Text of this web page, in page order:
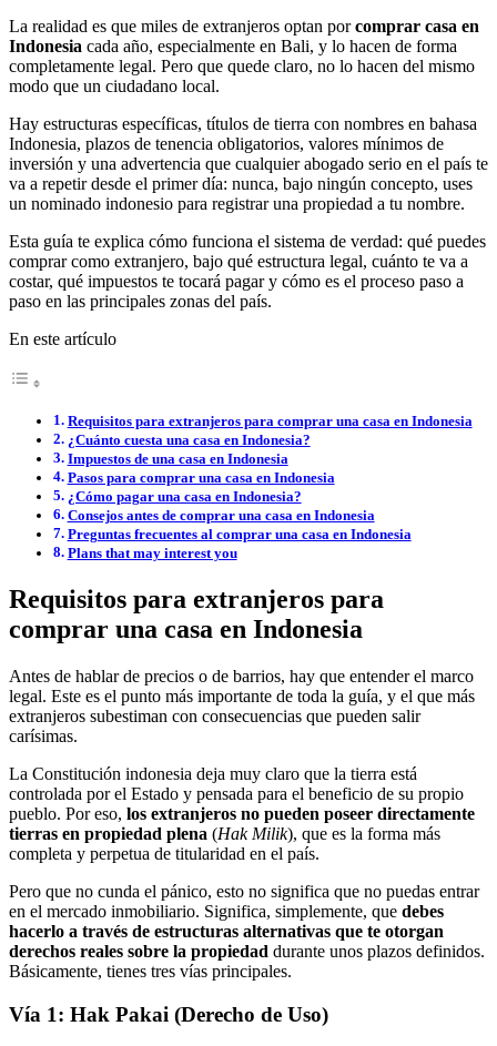
La realidad es que miles de extranjeros optan porcomprar casa en
Indonesia cada año, especialmente en Bali, y lo hacen de forma
completamente legal. Pero que quede claro, no lo hacen del mismo
modo que un ciudadano local.
Hay estructuras específicas, títulos de tierra con nombres en bahasa
Indonesia, plazos de tenencia obligatorios, valores mínimos de
inversión y una advertencia que cualquier abogado serio en el país te
va a repetir desde el primer día: nunca, bajo ningún concepto, uses
un nominado indonesio para registrar una propiedad a tu nombre.
Esta guía te explica cómo funciona el sistema de verdad: qué puedes
comprar como extranjero, bajo qué estructura legal, cuánto te va a
costar, qué impuestos te tocará pagar y cómo es el proceso paso a
paso en las principales zonas del país.
En este artículo
Requisitos para extranjeros para comprar una casa en Indonesia
¿Cuánto cuesta una casa en Indonesia?
Impuestos de una casa en Indonesia
Pasos para comprar una casa en Indonesia
¿Cómo pagar una casa en Indonesia?
Consejos antes de comprar una casa en Indonesia
Preguntas frecuentes al comprar una casa en Indonesia
Plans that may interest you
Requisitos para extranjeros para
comprar una casa en Indonesia
Antes de hablar de precios o de barrios, hay que entender el marco
legal. Este es el punto más importante de toda la guía, y el que más
extranjeros subestiman con consecuencias que pueden salir
carísimas.
La Constitución indonesia deja muy claro que la tierra está
controlada por el Estado y pensada para el beneficio de su propio
pueblo. Por eso, los extranjeros no pueden poseer directamente
tierras en propiedad plena (Hak Milik), que es la forma más
completa y perpetua de titularidad en el país.
Pero que no cunda el pánico, esto no significa que no puedas entrar
en el mercado inmobiliario. Significa, simplemente, que debes
hacerlo a través de estructuras alternativas que te otorgan
derechos reales sobre la propiedad durante unos plazos definidos.
Básicamente, tienes tres vías principales.
Vía 1: Hak Pakai (Derecho de Uso)